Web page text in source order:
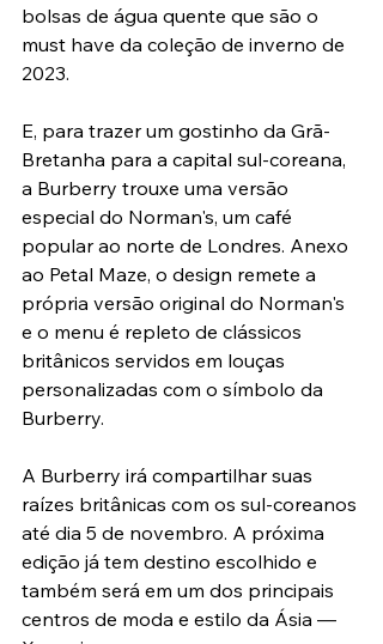
bolsas de água quente que são o
must have da coleção de inverno de
2023.
E, para trazer um gostinho da Grã-
Bretanha para a capital sul-coreana,
a Burberry trouxe uma versão
especial do Norman's, um café
popular ao norte de Londres. Anexo
ao Petal Maze, o design remete a
própria versão original do Norman's
e o menu é repleto de clássicos
britânicos servidos em louças
personalizadas com o símbolo da
Burberry.
A Burberry irá compartilhar suas
raízes britânicas com os sul-coreanos
até dia 5 de novembro. A próxima
edição já tem destino escolhido e
também será em um dos principais
centros de moda e estilo da Ásia —